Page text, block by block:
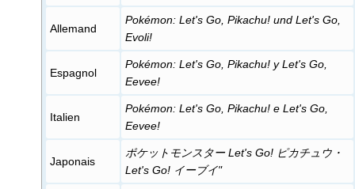
Allemand
Pokémon: Let's Go, Pikachu! und Let's Go,
Evoli!
Espagnol
​​​​​​​Pokémon: Let's Go, Pikachu! y Let's Go,
Eevee!
Italien
Pokémon: Let's Go, Pikachu! e Let's Go,
Eevee!
Japonais
ポケットモンスター Let's Go! ピカチュウ・
Let's Go! イーブイ"